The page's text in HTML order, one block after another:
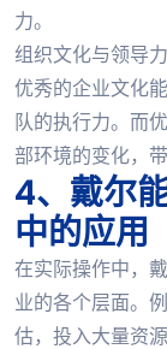
力。
组织文化与领导
优秀的企业文化
队的执行力。而
部环境的变化，
4、戴尔
中的应用
在实际操作中，
业的各个层面。
估，投入大量资